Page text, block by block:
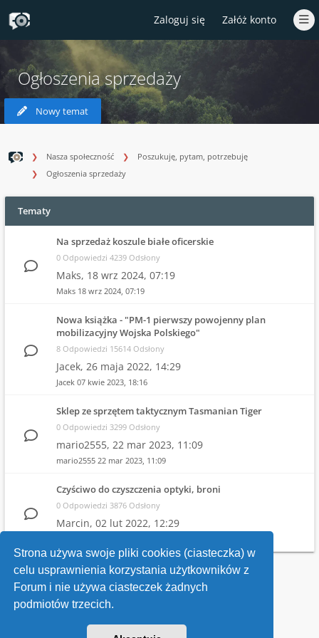
Strona używa swoje pliki cookies (ciasteczka) w
celu usprawnienia korzystania użytkowników z
Forum i nie używa ciasteczek żadnych
podmiotów trzecich.
Zaloguj się Załóż konto
Ogłoszenia sprzedaży
Nowy temat
Nasza społeczność
Poszukuję, pytam, potrzebuję
Ogłoszenia sprzedaży
Tematy
Na sprzedaż koszule białe oficerskie
0 Odpowiedzi 4239 Odsłony
Maks, 18 wrz 2024, 07:19
Maks 18 wrz 2024, 07:19
Nowa książka - "PM-1 pierwszy powojenny plan
mobilizacyjny Wojska Polskiego"
8 Odpowiedzi 15614 Odsłony
Jacek, 26 maja 2022, 14:29
Jacek 07 kwie 2023, 18:16
Sklep ze sprzętem taktycznym Tasmanian Tiger
0 Odpowiedzi 3299 Odsłony
mario2555, 22 mar 2023, 11:09
mario2555 22 mar 2023, 11:09
Czyściwo do czyszczenia optyki, broni
0 Odpowiedzi 3876 Odsłony
Marcin, 02 lut 2022, 12:29
Wróć do wykazu forów